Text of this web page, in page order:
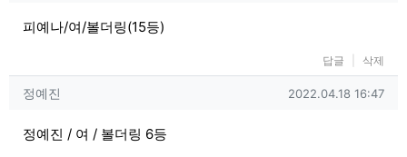
피예나/여/볼더링(15등)
답글 삭제
정예진님의 댓글
정예진 작성일
2022.04.18 16:47
정예진 / 여 / 볼더링 6등